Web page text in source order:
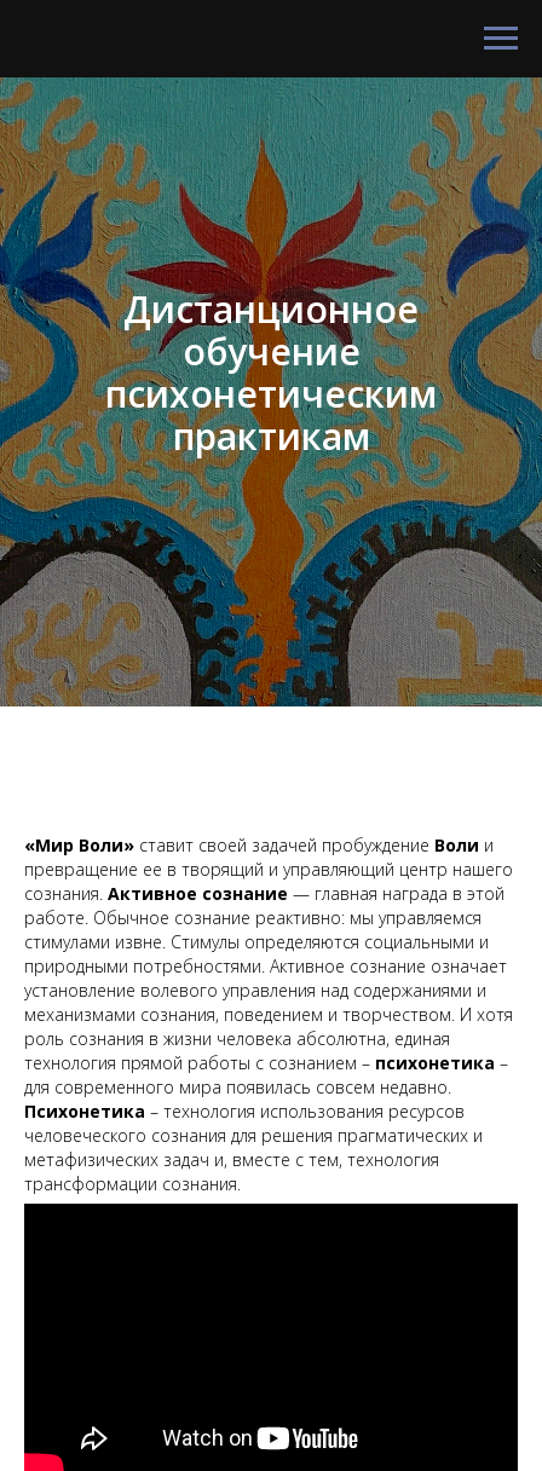
Дистанционное
обучение
психонетическим
практикам
«Мир Воли» ставит своей задачей пробуждение Воли и
превращение ее в творящий и управляющий центр нашего
сознания. Активное сознание — главная награда в этой
работе. Обычное сознание реактивно: мы управляемся
стимулами извне. Стимулы определяются социальными и
природными потребностями. Активное сознание означает
установление волевого управления над содержаниями и
механизмами сознания, поведением и творчеством. И хотя
роль сознания в жизни человека абсолютна, единая
технология прямой работы с сознанием – психонетика –
для современного мира появилась совсем недавно.
Психонетика – технология использования ресурсов
человеческого сознания для решения прагматических и
метафизических задач и, вместе с тем, технология
трансформации сознания.